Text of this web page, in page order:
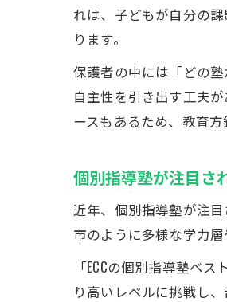
れは、子どもが自分の
ります。
保護者の中には「どの
自主性を引き出す工夫
ースもあるため、教育
個別指導塾が注目さ
近年、個別指導塾が注
市のように多様な学力
「ECCの個別指導塾ベ
り高いレベルに挑戦し